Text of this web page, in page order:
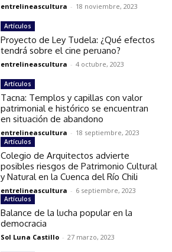
entrelineascultura - 18 noviembre, 2023
Artículos
Proyecto de Ley Tudela: ¿Qué efectos
tendrá sobre el cine peruano?
entrelineascultura - 4 octubre, 2023
Artículos
Tacna: Templos y capillas con valor
patrimonial e histórico se encuentran
en situación de abandono
entrelineascultura - 18 septiembre, 2023
Artículos
Colegio de Arquitectos advierte
posibles riesgos de Patrimonio Cultural
y Natural en la Cuenca del Río Chili
entrelineascultura - 6 septiembre, 2023
Artículos
Balance de la lucha popular en la
democracia
Sol Luna Castillo - 27 marzo, 2023